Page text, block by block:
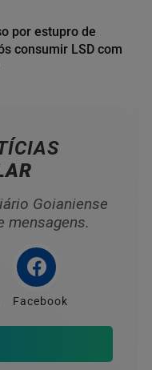
por estupro de
consumir LSD com
Goianiense
mensagens.
Facebook